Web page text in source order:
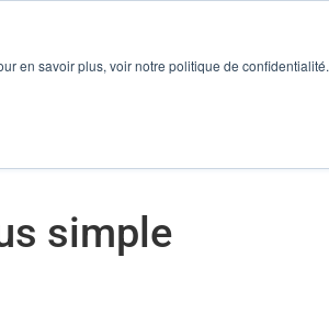
en savoir plus, voir notre politique de confidentialité.
simple